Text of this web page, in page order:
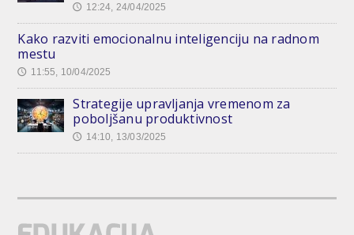
🕔 12:24, 24/04/2025
Kako razviti emocionalnu inteligenciju na radnom
mestu
🕔 11:55, 10/04/2025
Strategije upravljanja vremenom za
poboljšanu produktivnost
🕔 14:10, 13/03/2025